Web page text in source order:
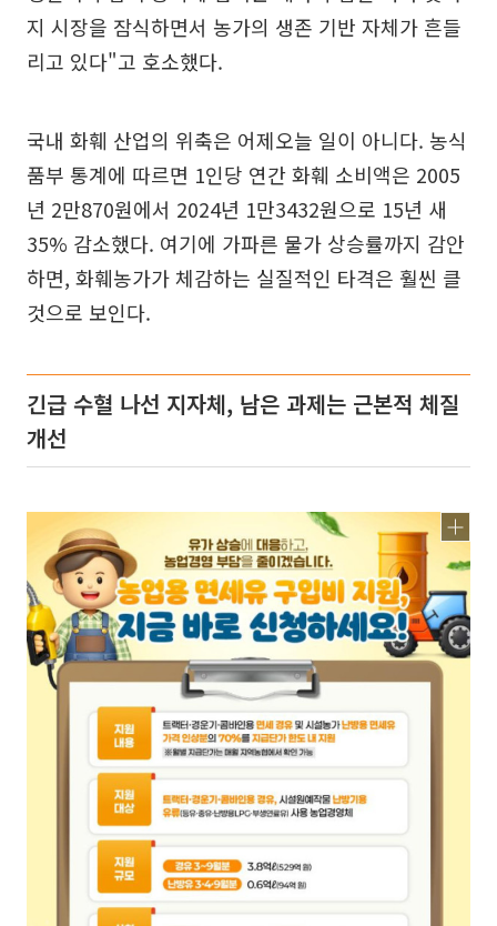
지 시장을 잠식하면서 농가의 생존 기반 자체가 흔들
리고 있다"고 호소했다.
국내 화훼 산업의 위축은 어제오늘 일이 아니다. 농식
품부 통계에 따르면 1인당 연간 화훼 소비액은 2005
년 2만870원에서 2024년 1만3432원으로 15년 새
35% 감소했다. 여기에 가파른 물가 상승률까지 감안
하면, 화훼농가가 체감하는 실질적인 타격은 훨씬 클
것으로 보인다.
긴급 수혈 나선 지자체, 남은 과제는 근본적 체질
개선